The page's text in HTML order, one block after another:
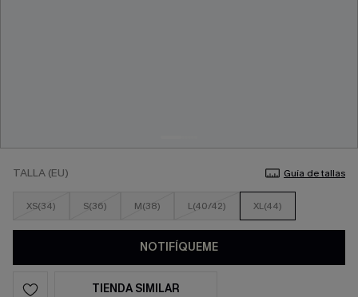
TALLA (EU) Guía de tallas
XS(34) S(36) M(38) L(40/42) XL(44)
NOTIFÍQUEME
TIENDA SIMILAR